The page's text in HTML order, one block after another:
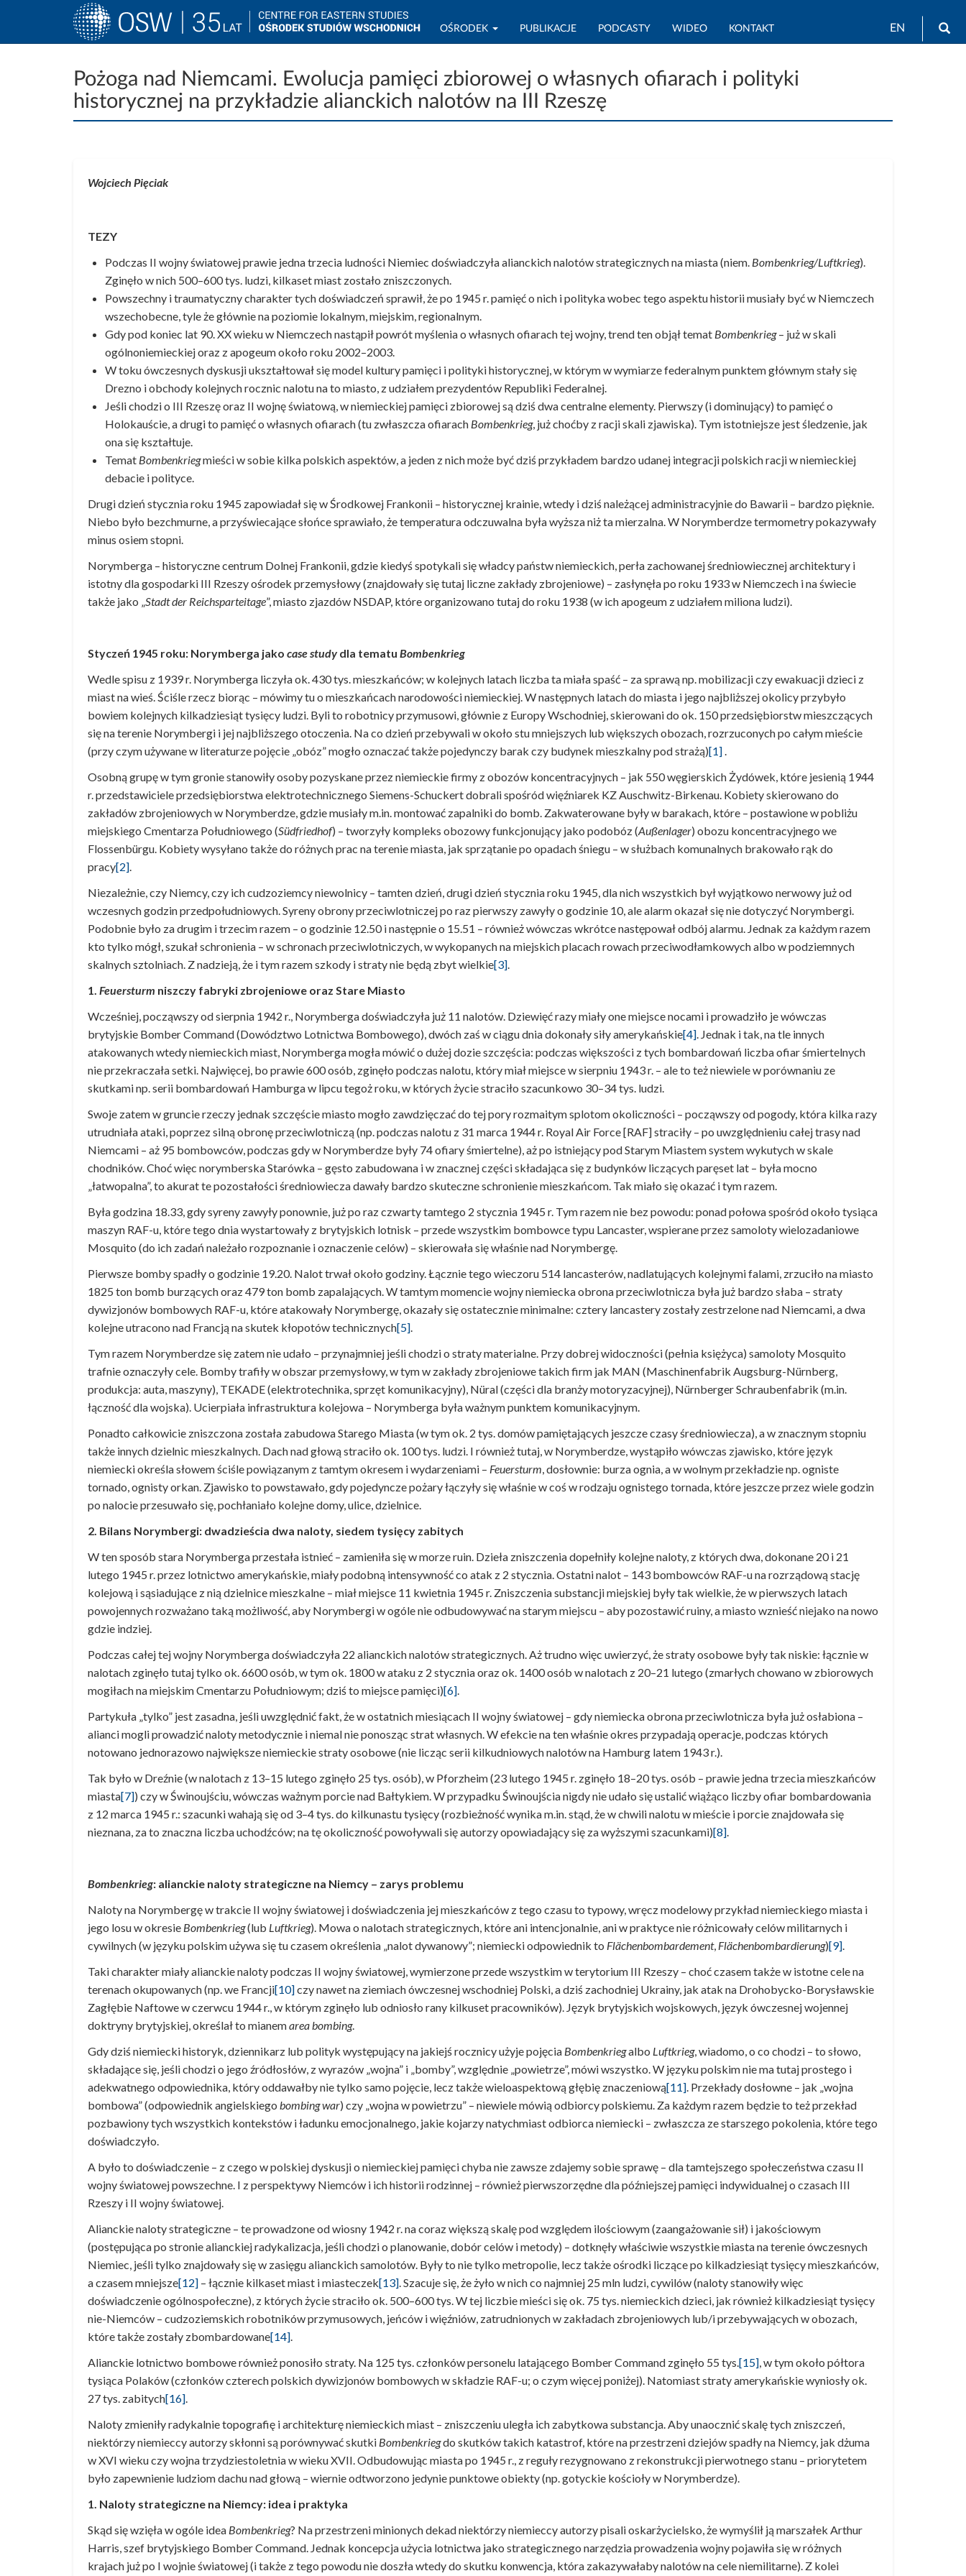
EN
Main
OŚRODEK PUBLIKACJE PODCASTY WIDEO KONTAKT
Pożoga nad Niemcami. Ewolucja pamięci zbiorowej o własnych ofiarach i polityki
historycznej na przykładzie alianckich nalotów na III Rzeszę
Wojciech Pięciak
TEZY
Podczas II wojny światowej prawie jedna trzecia ludności Niemiec doświadczyła alianckich nalotów strategicznych na miasta (niem. Bombenkrieg/Luftkrieg).
Zginęło w nich 500–600 tys. ludzi, kilkaset miast zostało zniszczonych.
Powszechny i traumatyczny charakter tych doświadczeń sprawił, że po 1945 r. pamięć o nich i polityka wobec tego aspektu historii musiały być w Niemczech
wszechobecne, tyle że głównie na poziomie lokalnym, miejskim, regionalnym.
Gdy pod koniec lat 90. XX wieku w Niemczech nastąpił powrót myślenia o własnych ofiarach tej wojny, trend ten objął temat Bombenkrieg– już w skali
ogólnoniemieckiej oraz z apogeum około roku 2002–2003.
W toku ówczesnych dyskusji ukształtował się model kultury pamięci i polityki historycznej, w którym w wymiarze federalnym punktem głównym stały się
Drezno i obchody kolejnych rocznic nalotu na to miasto, z udziałem prezydentów Republiki Federalnej.
Jeśli chodzi o III Rzeszę oraz II wojnę światową, w niemieckiej pamięci zbiorowej są dziś dwa centralne elementy. Pierwszy (i dominujący) to pamięć o
Holokauście, a drugi to pamięć o własnych ofiarach (tu zwłaszcza ofiarach Bombenkrieg, już choćby z racji skali zjawiska). Tym istotniejsze jest śledzenie, jak
ona się kształtuje.
Temat Bombenkriegmieści w sobie kilka polskich aspektów, a jeden z nich może być dziś przykładem bardzo udanej integracji polskich racji w niemieckiej
debacie i polityce.
Drugi dzień stycznia roku 1945 zapowiadał się w Środkowej Frankonii – historycznej krainie, wtedy i dziś należącej administracyjnie do Bawarii – bardzo pięknie.
Niebo było bezchmurne, a przyświecające słońce sprawiało, że temperatura odczuwalna była wyższa niż ta mierzalna. W Norymberdze termometry pokazywały
minus osiem stopni.
Norymberga – historyczne centrum Dolnej Frankonii, gdzie kiedyś spotykali się władcy państw niemieckich, perła zachowanej średniowiecznej architektury i
istotny dla gospodarki III Rzeszy ośrodek przemysłowy (znajdowały się tutaj liczne zakłady zbrojeniowe) – zasłynęła po roku 1933 w Niemczech i na świecie
także jako „Stadt der Reichsparteitage”, miasto zjazdów NSDAP, które organizowano tutaj do roku 1938 (w ich apogeum z udziałem miliona ludzi).
Styczeń 1945 roku: Norymberga jako case studydla tematu Bombenkrieg
Wedle spisu z 1939 r. Norymberga liczyła ok. 430 tys. mieszkańców; w kolejnych latach liczba ta miała spaść – za sprawą np. mobilizacji czy ewakuacji dzieci z
miast na wieś. Ściśle rzecz biorąc – mówimy tu o mieszkańcach narodowości niemieckiej. W następnych latach do miasta i jego najbliższej okolicy przybyło
bowiem kolejnych kilkadziesiąt tysięcy ludzi. Byli to robotnicy przymusowi, głównie z Europy Wschodniej, skierowani do ok. 150 przedsiębiorstw mieszczących
się na terenie Norymbergi i jej najbliższego otoczenia. Na co dzień przebywali w około stu mniejszych lub większych obozach, rozrzuconych po całym mieście
(przy czym używane w literaturze pojęcie „obóz” mogło oznaczać także pojedynczy barak czy budynek mieszkalny pod strażą)[1].
Osobną grupę w tym gronie stanowiły osoby pozyskane przez niemieckie firmy z obozów koncentracyjnych – jak 550 węgierskich Żydówek, które jesienią 1944
r. przedstawiciele przedsiębiorstwa elektrotechnicznego Siemens-Schuckert dobrali spośród więźniarek KZ Auschwitz-Birkenau. Kobiety skierowano do
zakładów zbrojeniowych w Norymberdze, gdzie musiały m.in. montować zapalniki do bomb. Zakwaterowane były w barakach, które – postawione w pobliżu
miejskiego Cmentarza Południowego (Südfriedhof) – tworzyły kompleks obozowy funkcjonujący jako podobóz (Außenlager) obozu koncentracyjnego we
Flossenbürgu. Kobiety wysyłano także do różnych prac na terenie miasta, jak sprzątanie po opadach śniegu – w służbach komunalnych brakowało rąk do
pracy[2].
Niezależnie, czy Niemcy, czy ich cudzoziemcy niewolnicy – tamten dzień, drugi dzień stycznia roku 1945, dla nich wszystkich był wyjątkowo nerwowy już od
wczesnych godzin przedpołudniowych. Syreny obrony przeciwlotniczej po raz pierwszy zawyły o godzinie 10, ale alarm okazał się nie dotyczyć Norymbergi.
Podobnie było za drugim i trzecim razem – o godzinie 12.50 i następnie o 15.51 – również wówczas wkrótce następował odbój alarmu. Jednak za każdym razem
kto tylko mógł, szukał schronienia – w schronach przeciwlotniczych, w wykopanych na miejskich placach rowach przeciwodłamkowych albo w podziemnych
skalnych sztolniach. Z nadzieją, że i tym razem szkody i straty nie będą zbyt wielkie[3].
1. Feuersturm niszczy fabryki zbrojeniowe oraz Stare Miasto
Wcześniej, począwszy od sierpnia 1942 r., Norymberga doświadczyła już 11 nalotów. Dziewięć razy miały one miejsce nocami i prowadziło je wówczas
brytyjskie Bomber Command (Dowództwo Lotnictwa Bombowego), dwóch zaś w ciągu dnia dokonały siły amerykańskie[4]. Jednak i tak, na tle innych
atakowanych wtedy niemieckich miast, Norymberga mogła mówić o dużej dozie szczęścia: podczas większości z tych bombardowań liczba ofiar śmiertelnych
nie przekraczała setki. Najwięcej, bo prawie 600 osób, zginęło podczas nalotu, który miał miejsce w sierpniu 1943 r. – ale to też niewiele w porównaniu ze
skutkami np. serii bombardowań Hamburga w lipcu tegoż roku, w których życie straciło szacunkowo 30–34 tys. ludzi.
Swoje zatem w gruncie rzeczy jednak szczęście miasto mogło zawdzięczać do tej pory rozmaitym splotom okoliczności – począwszy od pogody, która kilka razy
utrudniała ataki, poprzez silną obronę przeciwlotniczą (np. podczas nalotu z 31 marca 1944 r. Royal Air Force [RAF] straciły – po uwzględnieniu całej trasy nad
Niemcami – aż 95 bombowców, podczas gdy w Norymberdze były 74 ofiary śmiertelne), aż po istniejący pod Starym Miastem system wykutych w skale
chodników. Choć więc norymberska Starówka – gęsto zabudowana i w znacznej części składająca się z budynków liczących paręset lat – była mocno
„łatwopalna”, to akurat te pozostałości średniowiecza dawały bardzo skuteczne schronienie mieszkańcom. Tak miało się okazać i tym razem.
Była godzina 18.33, gdy syreny zawyły ponownie, już po raz czwarty tamtego 2 stycznia 1945 r. Tym razem nie bez powodu: ponad połowa spośród około tysiąca
maszyn RAF-u, które tego dnia wystartowały z brytyjskich lotnisk – przede wszystkim bombowce typu Lancaster, wspierane przez samoloty wielozadaniowe
Mosquito (do ich zadań należało rozpoznanie i oznaczenie celów) – skierowała się właśnie nad Norymbergę.
Pierwsze bomby spadły o godzinie 19.20. Nalot trwał około godziny. Łącznie tego wieczoru 514 lancasterów, nadlatujących kolejnymi falami, zrzuciło na miasto
1825 ton bomb burzących oraz 479 ton bomb zapalających. W tamtym momencie wojny niemiecka obrona przeciwlotnicza była już bardzo słaba – straty
dywizjonów bombowych RAF-u, które atakowały Norymbergę, okazały się ostatecznie minimalne: cztery lancastery zostały zestrzelone nad Niemcami, a dwa
kolejne utracono nad Francją na skutek kłopotów technicznych[5].
Tym razem Norymberdze się zatem nie udało – przynajmniej jeśli chodzi o straty materialne. Przy dobrej widoczności (pełnia księżyca) samoloty Mosquito
trafnie oznaczyły cele. Bomby trafiły w obszar przemysłowy, w tym w zakłady zbrojeniowe takich firm jak MAN (Maschinenfabrik Augsburg-Nürnberg,
produkcja: auta, maszyny), TEKADE (elektrotechnika, sprzęt komunikacyjny), Nüral (części dla branży motoryzacyjnej), Nürnberger Schraubenfabrik (m.in.
łączność dla wojska). Ucierpiała infrastruktura kolejowa – Norymberga była ważnym punktem komunikacyjnym.
Ponadto całkowicie zniszczona została zabudowa Starego Miasta (w tym ok. 2 tys. domów pamiętających jeszcze czasy średniowiecza), a w znacznym stopniu
także innych dzielnic mieszkalnych. Dach nad głową straciło ok. 100 tys. ludzi. I również tutaj, w Norymberdze, wystąpiło wówczas zjawisko, które język
niemiecki określa słowem ściśle powiązanym z tamtym okresem i wydarzeniami – Feuersturm, dosłownie: burza ognia, a w wolnym przekładzie np. ogniste
tornado, ognisty orkan. Zjawisko to powstawało, gdy pojedyncze pożary łączyły się właśnie w coś w rodzaju ognistego tornada, które jeszcze przez wiele godzin
po nalocie przesuwało się, pochłaniało kolejne domy, ulice, dzielnice.
2. Bilans Norymbergi: dwadzieścia dwa naloty, siedem tysięcy zabitych
W ten sposób stara Norymberga przestała istnieć – zamieniła się w morze ruin. Dzieła zniszczenia dopełniły kolejne naloty, z których dwa, dokonane 20 i 21
lutego 1945 r. przez lotnictwo amerykańskie, miały podobną intensywność co atak z 2 stycznia. Ostatni nalot – 143 bombowców RAF-u na rozrządową stację
kolejową i sąsiadujące z nią dzielnice mieszkalne – miał miejsce 11 kwietnia 1945 r. Zniszczenia substancji miejskiej były tak wielkie, że w pierwszych latach
powojennych rozważano taką możliwość, aby Norymbergi w ogóle nie odbudowywać na starym miejscu – aby pozostawić ruiny, a miasto wznieść niejako na nowo
gdzie indziej.
Podczas całej tej wojny Norymberga doświadczyła 22 alianckich nalotów strategicznych. Aż trudno więc uwierzyć, że straty osobowe były tak niskie: łącznie w
nalotach zginęło tutaj tylko ok. 6600 osób, w tym ok. 1800 w ataku z 2 stycznia oraz ok. 1400 osób w nalotach z 20–21 lutego (zmarłych chowano w zbiorowych
mogiłach na miejskim Cmentarzu Południowym; dziś to miejsce pamięci)[6].
Partykuła „tylko” jest zasadna, jeśli uwzględnić fakt, że w ostatnich miesiącach II wojny światowej – gdy niemiecka obrona przeciwlotnicza była już osłabiona –
alianci mogli prowadzić naloty metodycznie i niemal nie ponosząc strat własnych. W efekcie na ten właśnie okres przypadają operacje, podczas których
notowano jednorazowo największe niemieckie straty osobowe (nie licząc serii kilkudniowych nalotów na Hamburg latem 1943 r.).
Tak było w Dreźnie (w nalotach z 13–15 lutego zginęło 25 tys. osób), w Pforzheim (23 lutego 1945 r. zginęło 18–20 tys. osób – prawie jedna trzecia mieszkańców
miasta[7]) czy w Świnoujściu, wówczas ważnym porcie nad Bałtykiem. W przypadku Świnoujścia nigdy nie udało się ustalić wiążąco liczby ofiar bombardowania
z 12 marca 1945 r.: szacunki wahają się od 3–4 tys. do kilkunastu tysięcy (rozbieżność wynika m.in. stąd, że w chwili nalotu w mieście i porcie znajdowała się
nieznana, za to znaczna liczba uchodźców; na tę okoliczność powoływali się autorzy opowiadający się za wyższymi szacunkami)[8].
Bombenkrieg: alianckie naloty strategiczne na Niemcy – zarys problemu
Naloty na Norymbergę w trakcie II wojny światowej i doświadczenia jej mieszkańców z tego czasu to typowy, wręcz modelowy przykład niemieckiego miasta i
jego losu w okresie Bombenkrieg(lub Luftkrieg). Mowa o nalotach strategicznych, które ani intencjonalnie, ani w praktyce nie różnicowały celów militarnych i
cywilnych (w języku polskim używa się tu czasem określenia „nalot dywanowy”; niemiecki odpowiednik to Flächenbombardement, Flächenbombardierung)[9].
Taki charakter miały alianckie naloty podczas II wojny światowej, wymierzone przede wszystkim w terytorium III Rzeszy – choć czasem także w istotne cele na
terenach okupowanych (np. we Francji[10]czy nawet na ziemiach ówczesnej wschodniej Polski, a dziś zachodniej Ukrainy, jak atak na Drohobycko-Borysławskie
Zagłębie Naftowe w czerwcu 1944 r., w którym zginęło lub odniosło rany kilkuset pracowników). Język brytyjskich wojskowych, język ówczesnej wojennej
doktryny brytyjskiej, określał to mianemarea bombing.
Gdy dziś niemiecki historyk, dziennikarz lub polityk występujący na jakiejś rocznicy użyje pojęcia Bombenkriegalbo Luftkrieg, wiadomo, o co chodzi – to słowo,
składające się, jeśli chodzi o jego źródłosłów, z wyrazów „wojna” i „bomby”, względnie „powietrze”, mówi wszystko. W języku polskim nie ma tutaj prostego i
adekwatnego odpowiednika, który oddawałby nie tylko samo pojęcie, lecz także wieloaspektową głębię znaczeniową[11]. Przekłady dosłowne – jak „wojna
bombowa” (odpowiednik angielskiego bombing war) czy „wojna w powietrzu” – niewiele mówią odbiorcy polskiemu. Za każdym razem będzie to też przekład
pozbawiony tych wszystkich kontekstów i ładunku emocjonalnego, jakie kojarzy natychmiast odbiorca niemiecki – zwłaszcza ze starszego pokolenia, które tego
doświadczyło.
A było to doświadczenie – z czego w polskiej dyskusji o niemieckiej pamięci chyba nie zawsze zdajemy sobie sprawę – dla tamtejszego społeczeństwa czasu II
wojny światowej powszechne. I z perspektywy Niemców i ich historii rodzinnej – również pierwszorzędne dla późniejszej pamięci indywidualnej o czasach III
Rzeszy i II wojny światowej.
Alianckie naloty strategiczne – te prowadzone od wiosny 1942 r. na coraz większą skalę pod względem ilościowym (zaangażowanie sił) i jakościowym
(postępująca po stronie alianckiej radykalizacja, jeśli chodzi o planowanie, dobór celów i metody) – dotknęły właściwie wszystkie miasta na terenie ówczesnych
Niemiec, jeśli tylko znajdowały się w zasięgu alianckich samolotów. Były to nie tylko metropolie, lecz także ośrodki liczące po kilkadziesiąt tysięcy mieszkańców,
a czasem mniejsze[12] – łącznie kilkaset miast i miasteczek[13]. Szacuje się, że żyło w nich co najmniej 25 mln ludzi, cywilów (naloty stanowiły więc
doświadczenie ogólnospołeczne), z których życie straciło ok. 500–600 tys. W tej liczbie mieści się ok. 75 tys. niemieckich dzieci, jak również kilkadziesiąt tysięcy
nie-Niemców – cudzoziemskich robotników przymusowych, jeńców i więźniów, zatrudnionych w zakładach zbrojeniowych lub/i przebywających w obozach,
które także zostały zbombardowane[14].
Alianckie lotnictwo bombowe również ponosiło straty. Na 125 tys. członków personelu latającego Bomber Command zginęło 55 tys.[15], w tym około półtora
tysiąca Polaków (członków czterech polskich dywizjonów bombowych w składzie RAF-u; o czym więcej poniżej). Natomiast straty amerykańskie wyniosły ok.
27 tys. zabitych[16].
Naloty zmieniły radykalnie topografię i architekturę niemieckich miast – zniszczeniu uległa ich zabytkowa substancja. Aby unaocznić skalę tych zniszczeń,
niektórzy niemieccy autorzy skłonni są porównywać skutki Bombenkriegdo skutków takich katastrof, które na przestrzeni dziejów spadły na Niemcy, jak dżuma
w XVI wieku czy wojna trzydziestoletnia w wieku XVII. Odbudowując miasta po 1945 r., z reguły rezygnowano z rekonstrukcji pierwotnego stanu – priorytetem
było zapewnienie ludziom dachu nad głową – wiernie odtworzono jedynie punktowe obiekty (np. gotyckie kościoły w Norymberdze).
1. Naloty strategiczne na Niemcy: idea i praktyka
Skąd się wzięła w ogóle idea Bombenkrieg? Na przestrzeni minionych dekad niektórzy niemieccy autorzy pisali oskarżycielsko, że wymyślił ją marszałek Arthur
Harris, szef brytyjskiego Bomber Command. Jednak koncepcja użycia lotnictwa jako strategicznego narzędzia prowadzenia wojny pojawiła się w różnych
krajach już po I wojnie światowej (i także z tego powodu nie doszła wtedy do skutku konwencja, która zakazywałaby nalotów na cele niemilitarne). Z kolei